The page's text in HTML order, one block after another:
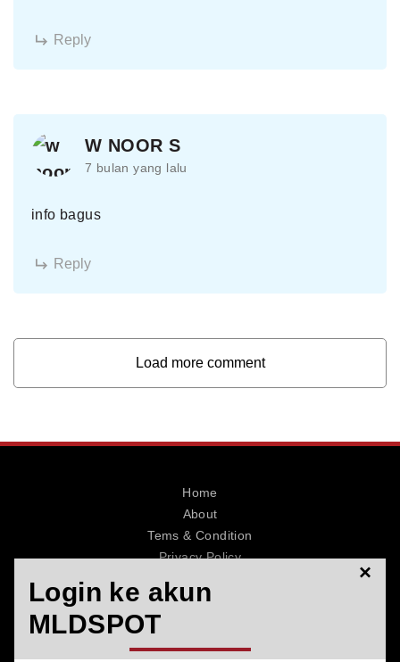
Reply
W NOOR S
7 bulan yang lalu
info bagus
Reply
Load more comment
Home
About
Tems & Condition
Privacy Policy
Login ke akun
MLDSPOT
×